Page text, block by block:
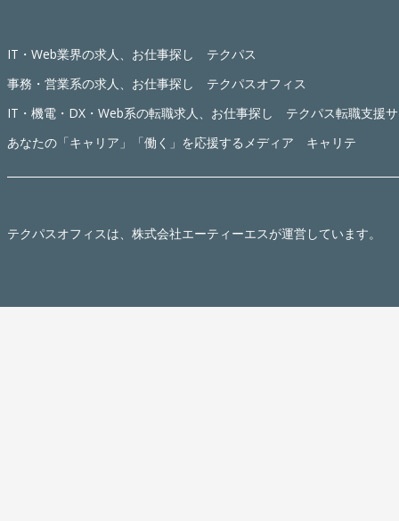
IT・Web業界の求人、お仕事探し テクパス
事務・営業系の求人、お仕事探し テクパスオフィス
IT・機電・DX・Web系の転職求人、お仕事探し テクパス転職支援
あなたの「キャリア」「働く」を応援するメディア キャリテ
テクパスオフィスは、株式会社エーティーエスが運営しています。